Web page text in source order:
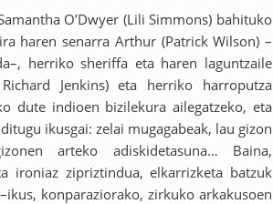
O’Dwyer (Lili Simmons) bahituko
haren senarra Arthur (Patrick Wilson) –
herriko sheriffa eta haren laguntzaile
Jenkins) eta herriko harroputza
dute indioen bizilekura ailegatzeko, eta
ikusgai: zelai mugagabeak, lau gizon
arteko adiskidetasuna… Baina,
ironiaz zipriztindua, elkarrizketa batzuk
konparaziorako, zirkuko arkakusoen